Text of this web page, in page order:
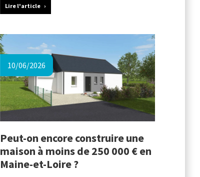
Lire l'article
Peut-on encore construire une
maison à moins de 250 000 € en
Maine-et-Loire ?
10/06/2026